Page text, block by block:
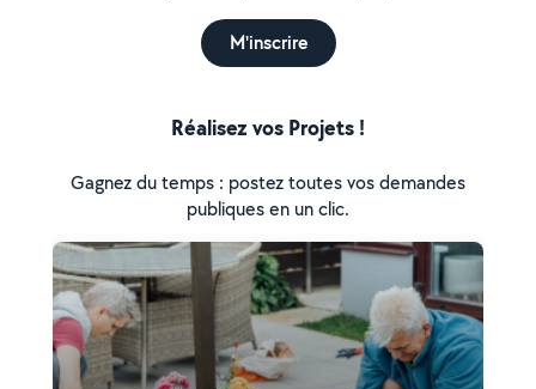
M'inscrire
Réalisez vos Projets !
Gagnez du temps : postez toutes vos demandes
publiques en un clic.